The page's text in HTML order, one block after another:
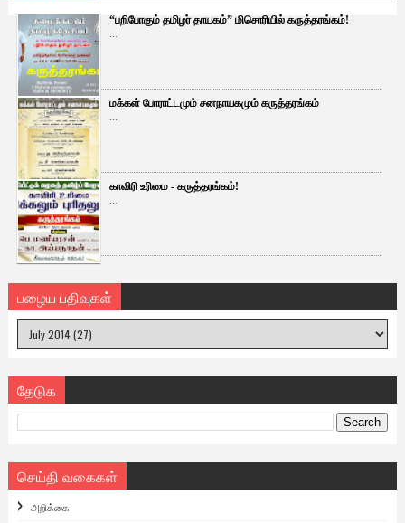
“பறிபோகும் தமிழர் தாயகம்” மிசொரியில் கருத்தரங்கம்!
...
மக்கள் போராட்டமும் சனநாயகமும் கருத்தரங்கம்
...
காவிரி உரிமை - கருத்தரங்கம்!
...
பழைய பதிவுகள்
தேடுக
செய்தி வகைகள்
அறிக்கை